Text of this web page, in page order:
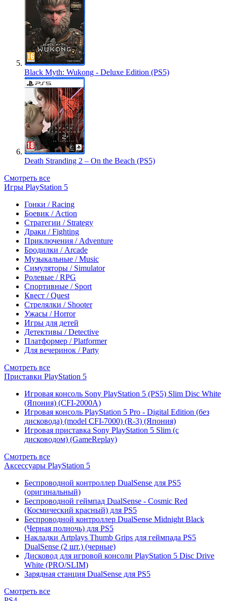
Black Myth: Wukong - Deluxe Edition (PS5)
Death Stranding 2 – On the Beach (PS5)
Смотреть все
Игры PlayStation 5
Гонки / Racing
Боевик / Action
Стратегии / Strategy
Драки / Fighting
Приключения / Adventure
Бродилки / Arcade
Музыкальные / Music
Симуляторы / Simulator
Ролевые / RPG
Спортивные / Sport
Квест / Quest
Стрелялки / Shooter
Ужасы / Horror
Игры для детей
Детективы / Detective
Платформер / Platformer
Для вечеринок / Party
Смотреть все
Приставки PlayStation 5
Игровая консоль Sony PlayStation 5 (PS5) Slim Disc White
(Япония) (CFI-2000A)
Игровая консоль PlayStation 5 Pro - Digital Edition (без
дисковода) (model CFI-7000) (R-3) (Япония)
Игровая приставка Sony PlayStation 5 Slim (с
дисководом) (GameReplay)
Смотреть все
Аксессуары PlayStation 5
Беспроводной контроллер DualSense для PS5
(оригинальный)
Беспроводной геймпад DualSense - Cosmic Red
(Космический красный) для PS5
Беспроводной контроллер DualSense Midnight Black
(Черная полночь) для PS5
Накладки Artplays Thumb Grips для геймпада PS5
DualSense (2 шт.) (черные)
Дисковод для игровой консоли PlayStation 5 Disc Drive
White (PRO/SLIM)
Зарядная станция DualSense для PS5
Смотреть все